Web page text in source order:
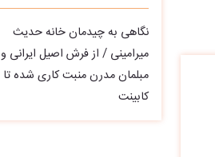
نگاهی به چیدمان خانه حدیث
میرامینی / از فرش اصیل ایرانی و
مبلمان مدرن منبت‌ کاری‌ شده تا
کابینت